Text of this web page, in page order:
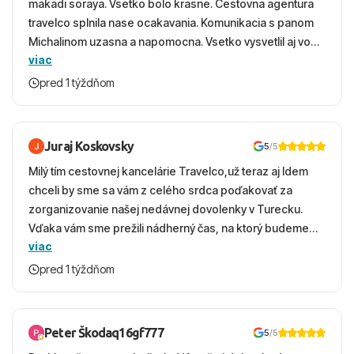
makadi soraya. Vsetko bolo krasne. Cestovna agentura
travelco splnila nase ocakavania. Komunikacia s panom
Michalinom uzasna a napomocna. Vsetko vysvetlil aj vo
vecernych hodinach zaco sa ospravedlnujem. Hotel
krasny, cisty. Sluzby top. Strava, prostredie, more,
viac
pred 1 týždňom
Juraj Koskovsky 5/5
Milý tím cestovnej kancelárie Travelco,už teraz aj Idem
chceli by sme sa vám z celého srdca poďakovať za
zorganizovanie našej nedávnej dovolenky v Turecku.
Vďaka vám sme prežili nádherný čas, na ktorý budeme
ešte dlho s úsmevom spomínať. ​Všetko prebehlo
absolútne hladko – od prvotného výberu zájazdu, cez
bola to trefa do čierneho! ​Čo nás dostalo najviac: ​Skvelé
služby a personál: Vždy usmievaví, ochotní a starostliví
viac
pred 1 týždňom
Peter Škodaq16gf777 5/5